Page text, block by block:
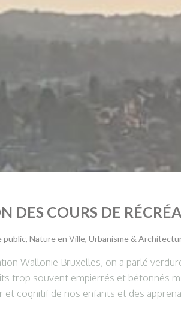
DES COURS DE
public, Nature en Ville, Urbanisme &
Wallonie Bruxelles, on a parlé
trop souvent empierrés et bétonnés
cognitif de nos enfants et des